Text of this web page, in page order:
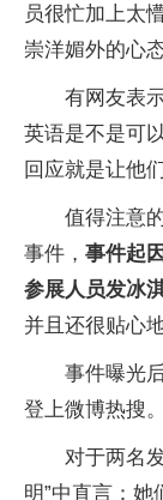
员很忙加上太
崇洋媚外的心
有网友表
英语是不是可
回应就是让他
值得注意
事件， 事件起
参展人员发冰
并且还很贴心
事件曝光
登上微博热搜。
对于两名
明”中直言：